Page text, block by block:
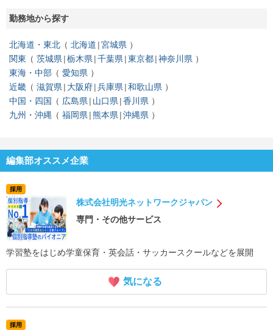
勤務地から探す
北海道・東北 北海道 宮城県
関東
茨城県 栃木県 千葉県 東京都 神奈川県
東海・中部
愛知県
近畿
滋賀県 大阪府 兵庫県 和歌山県
中国・四国
広島県 山口県 香川県
九州・沖縄
福岡県 熊本県 沖縄県
編集部オススメ企業
採用
株式会社明光ネットワークジャパン
専門・その他サービス
学習塾をはじめ学童保育・英会話・サッカースクールなどを展開
気になる
採用